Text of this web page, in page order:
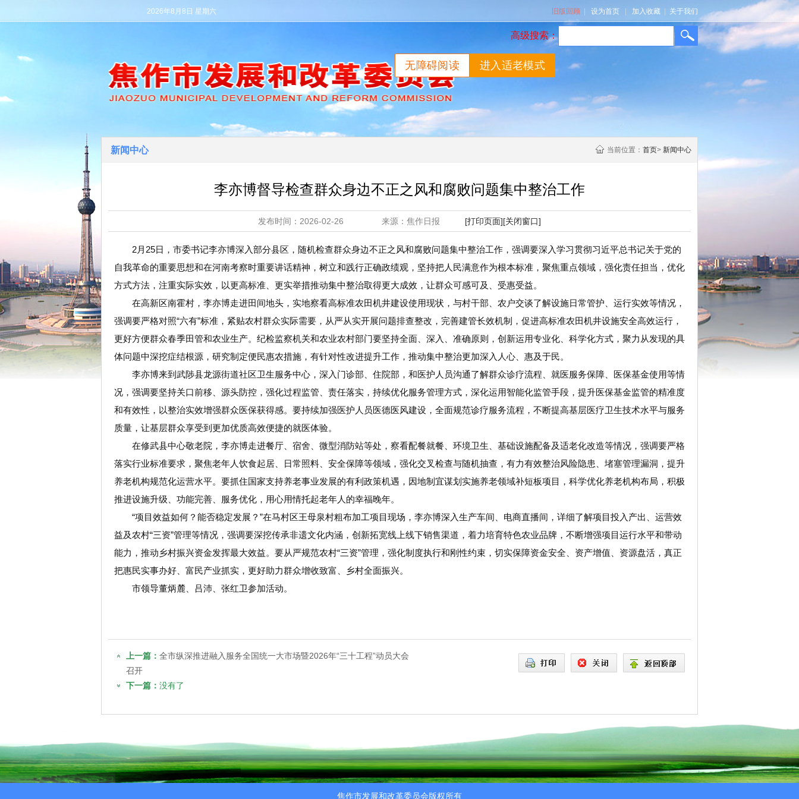
2026年8月8日 星期六 旧版回顾 设为首页 加入收藏 关于我们
高级搜索：
无障碍阅读 进入适老模式
当前位置： 首页> 新闻中心
新闻中心
李亦博督导检查群众身边不正之风和腐败问题集中整治工作
发布时间：2026-02-26 来源：焦作日报 [打印页面][关闭窗口]
2月25日，市委书记李亦博深入部分县区，随机检查群众身边不正之风和腐败问题集中整治工作，强调要深入学习贯彻习近平总书记关于党的
自我革命的重要思想和在河南考察时重要讲话精神，树立和践行正确政绩观，坚持把人民满意作为根本标准，聚焦重点领域，强化责任担当，优化
方式方法，注重实际实效，以更高标准、更实举措推动集中整治取得更大成效，让群众可感可及、受惠受益。
在高新区南霍村，李亦博走进田间地头，实地察看高标准农田机井建设使用现状，与村干部、农户交谈了解设施日常管护、运行实效等情况，
强调要严格对照“六有”标准，紧贴农村群众实际需要，从严从实开展问题排查整改，完善建管长效机制，促进高标准农田机井设施安全高效运行，
更好方便群众春季田管和农业生产。纪检监察机关和农业农村部门要坚持全面、深入、准确原则，创新运用专业化、科学化方式，聚力从发现的具
体问题中深挖症结根源，研究制定便民惠农措施，有针对性改进提升工作，推动集中整治更加深入人心、惠及于民。
李亦博来到武陟县龙源街道社区卫生服务中心，深入门诊部、住院部，和医护人员沟通了解群众诊疗流程、就医服务保障、医保基金使用等情
况，强调要坚持关口前移、源头防控，强化过程监管、责任落实，持续优化服务管理方式，深化运用智能化监管手段，提升医保基金监管的精准度
和有效性，以整治实效增强群众医保获得感。要持续加强医护人员医德医风建设，全面规范诊疗服务流程，不断提高基层医疗卫生技术水平与服务
质量，让基层群众享受到更加优质高效便捷的就医体验。
在修武县中心敬老院，李亦博走进餐厅、宿舍、微型消防站等处，察看配餐就餐、环境卫生、基础设施配备及适老化改造等情况，强调要严格
落实行业标准要求，聚焦老年人饮食起居、日常照料、安全保障等领域，强化交叉检查与随机抽查，有力有效整治风险隐患、堵塞管理漏洞，提升
养老机构规范化运营水平。要抓住国家支持养老事业发展的有利政策机遇，因地制宜谋划实施养老领域补短板项目，科学优化养老机构布局，积极
推进设施升级、功能完善、服务优化，用心用情托起老年人的幸福晚年。
“项目效益如何？能否稳定发展？”在马村区王母泉村粗布加工项目现场，李亦博深入生产车间、电商直播间，详细了解项目投入产出、运营效
益及农村“三资”管理等情况，强调要深挖传承非遗文化内涵，创新拓宽线上线下销售渠道，着力培育特色农业品牌，不断增强项目运行水平和带动
能力，推动乡村振兴资金发挥最大效益。要从严规范农村“三资”管理，强化制度执行和刚性约束，切实保障资金安全、资产增值、资源盘活，真正
把惠民实事办好、富民产业抓实，更好助力群众增收致富、乡村全面振兴。
市领导董炳麓、吕沛、张红卫参加活动。
上一篇： 全市纵深推进融入服务全国统一大市场暨2026年“三十工程”动员大会
召开
下一篇： 没有了
焦作市发展和改革委员会版权所有